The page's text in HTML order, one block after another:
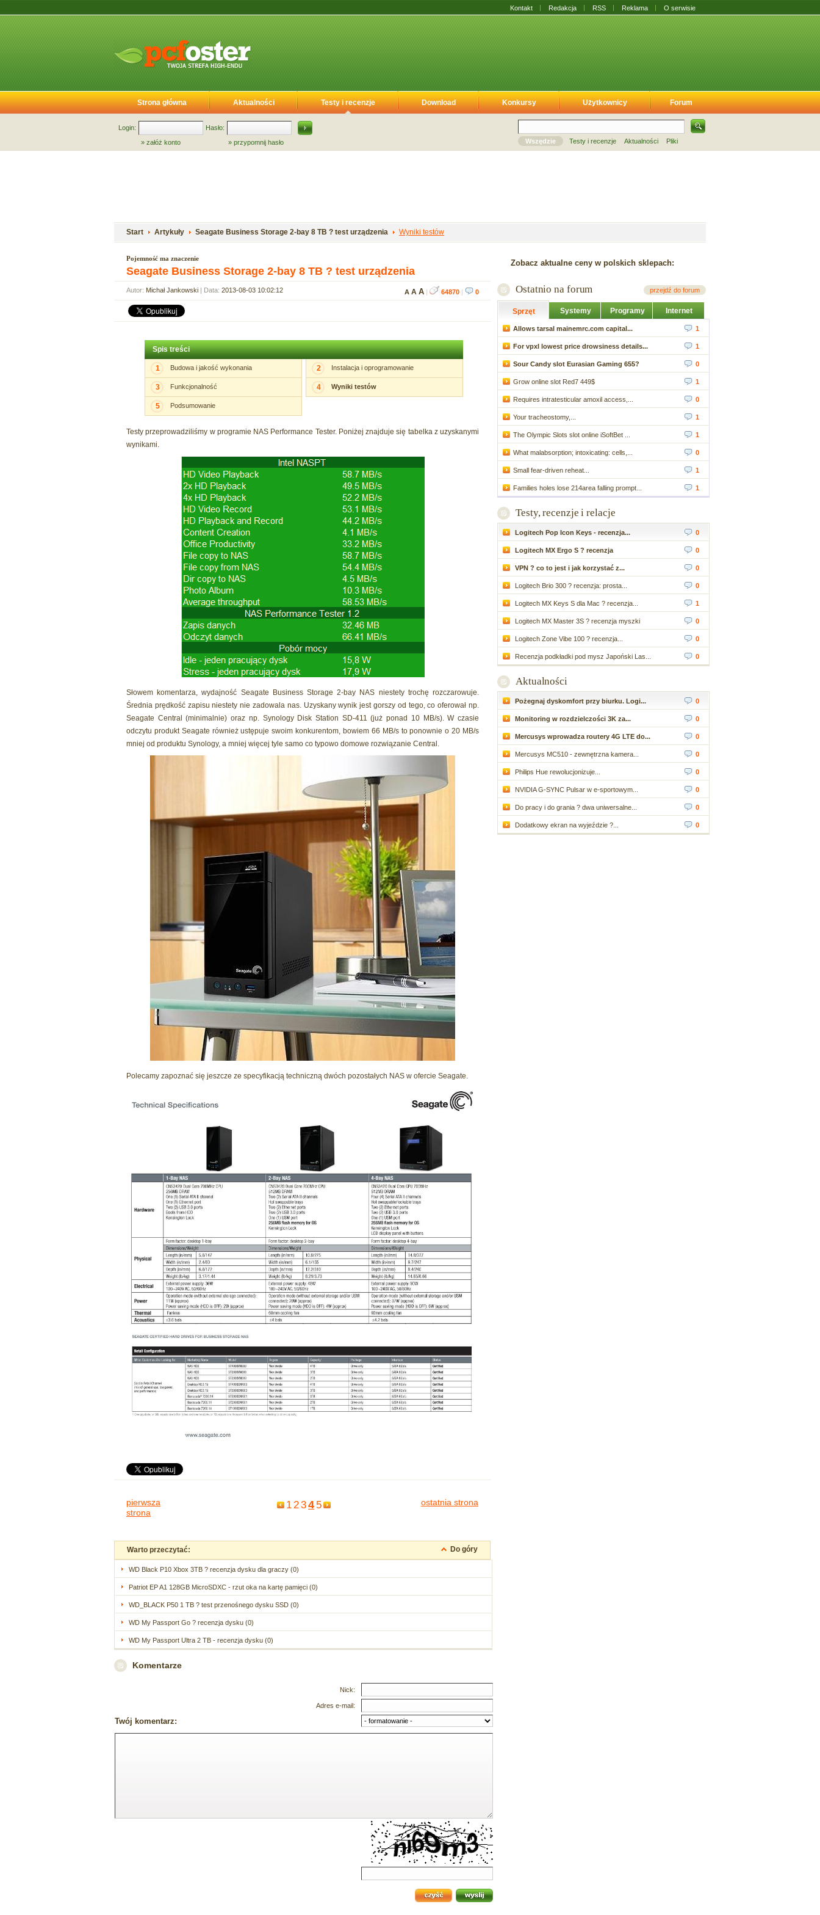
Kontakt Redakcja RSS Reklama O serwisie
Strona główna Aktualności Testy i recenzje Download Konkursy Użytkownicy Forum
Login:
Hasło:
» załóż konto » przypomnij hasło Wszędzie Testy i recenzje Aktualności Pliki
Start Artykuły Seagate Business Storage 2-bay 8 TB ? test urządzenia Wyniki testów
Pojemność ma znaczenie
Seagate Business Storage 2-bay 8 TB ? test urządzenia
Autor: Michał Jankowski | Data: 2013-08-03 10:02:12 A A A | 64870 | 0
Spis treści
1 Budowa i jakość wykonania
3 Funkcjonalność
5 Podsumowanie
2 Instalacja i oprogramowanie
4 Wyniki testów
Testy przeprowadziliśmy w programie NAS Performance Tester. Poniżej znajduje się tabelka z uzyskanymi
wynikami.
Słowem komentarza, wydajność Seagate Business Storage 2-bay NAS niestety trochę rozczarowuje.
Średnia prędkość zapisu niestety nie zadowala nas. Uzyskany wynik jest gorszy od tego, co oferował np.
Seagate Central (minimalnie) oraz np. Synology Disk Station SD-411 (już ponad 10 MB/s). W czasie
odczytu produkt Seagate również ustępuje swoim konkurentom, bowiem 66 MB/s to ponownie o 20 MB/s
mniej od produktu Synology, a mniej więcej tyle samo co typowo domowe rozwiązanie Central.
Polecamy zapoznać się jeszcze ze specyfikacją techniczną dwóch pozostałych NAS w ofercie Seagate.
pierwsza
strona
1234 5 ostatnia strona
Warto przeczytać: Do góry
WD Black P10 Xbox 3TB ? recenzja dysku dla graczy (0)
Patriot EP A1 128GB MicroSDXC - rzut oka na kartę pamięci (0)
WD_BLACK P50 1 TB ? test przenośnego dysku SSD (0)
WD My Passport Go ? recenzja dysku (0)
WD My Passport Ultra 2 TB - recenzja dysku (0)
Komentarze
Nick:
Adres e-mail:
Twój komentarz:
Zobacz aktualne ceny w polskich sklepach:
Ostatnio na forum przejdź do forum
Sprzęt Systemy Programy Internet
Allows tarsal mainemrc.com capital... 1
For vpxl lowest price drowsiness details... 1
Sour Candy slot Eurasian Gaming 655? 0
Grow online slot Red7 449$ 1
Requires intratesticular amoxil access,... 0
Your tracheostomy,... 1
The Olympic Slots slot online iSoftBet ... 1
What malabsorption; intoxicating: cells,... 0
Small fear-driven reheat... 1
Families holes lose 214area falling prompt... 1
Testy, recenzje i relacje
Logitech Pop Icon Keys - recenzja... 0
Logitech MX Ergo S ? recenzja 0
VPN ? co to jest i jak korzystać z... 0
Logitech Brio 300 ? recenzja: prosta... 0
Logitech MX Keys S dla Mac ? recenzja... 1
Logitech MX Master 3S ? recenzja myszki 0
Logitech Zone Vibe 100 ? recenzja... 0
Recenzja podkładki pod mysz Japoński Las... 0
Aktualności
Pożegnaj dyskomfort przy biurku. Logi... 0
Monitoring w rozdzielczości 3K za... 0
Mercusys wprowadza routery 4G LTE do... 0
Mercusys MC510 - zewnętrzna kamera... 0
Philips Hue rewolucjonizuje... 0
NVIDIA G-SYNC Pulsar w e-sportowym... 0
Do pracy i do grania ? dwa uniwersalne... 0
Dodatkowy ekran na wyjeździe ?... 0